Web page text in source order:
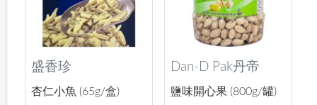
盛香珍
杏仁小魚 (65g/盒)
Dan-D Pak丹帝
鹽味開心果 (800g/罐)